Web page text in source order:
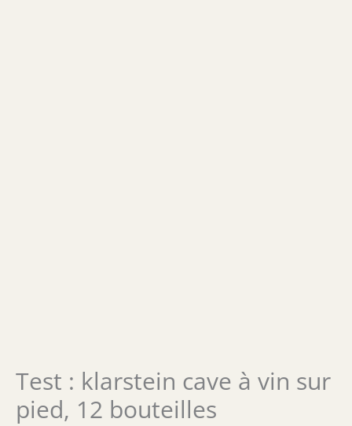
Test : klarstein cave à vin sur
pied, 12 bouteilles